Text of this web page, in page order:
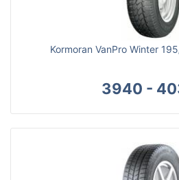
Kormoran VanPro Winter
3940 -